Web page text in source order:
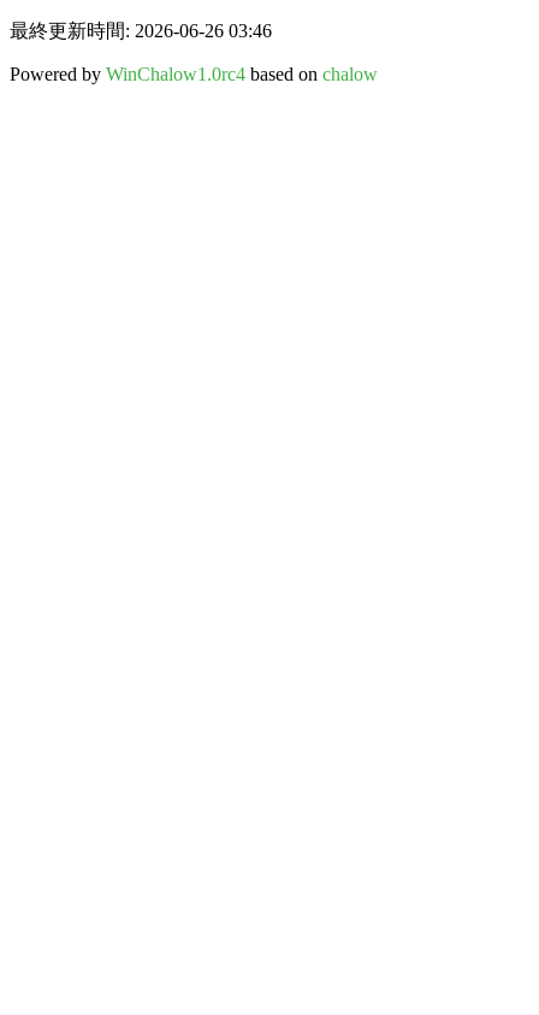
最終更新時間: 2026-06-26 03:46
Powered by WinChalow1.0rc4 based on chalow